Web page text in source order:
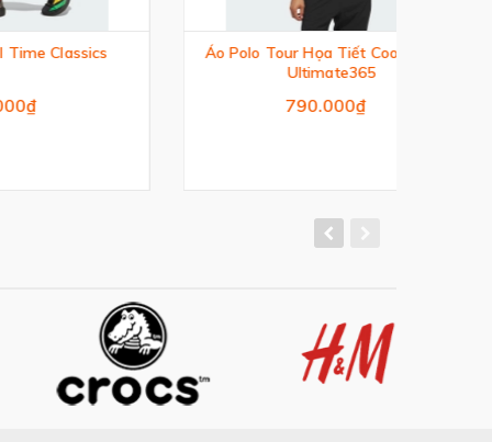
Áo Polo Tour Họa Tiết Cool Feeling
Ultimate365